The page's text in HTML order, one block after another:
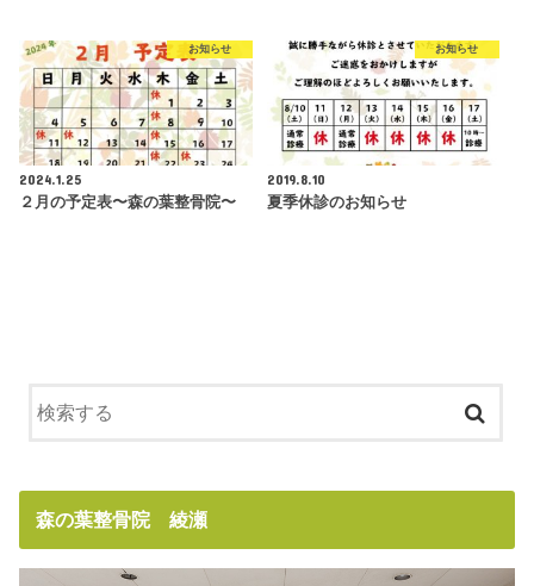
お知らせ
2024.1.25
２月の予定表〜森の葉整骨院〜
お知らせ
2019.8.10
夏季休診のお知らせ
森の葉整骨院 綾瀬